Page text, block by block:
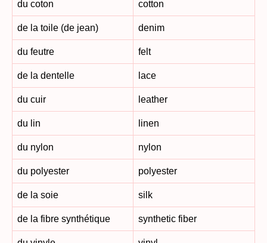
du coton cotton
de la toile (de jean) denim
du feutre felt
de la dentelle lace
du cuir leather
du lin linen
du nylon nylon
du polyester polyester
de la soie silk
de la fibre synthétique synthetic fiber